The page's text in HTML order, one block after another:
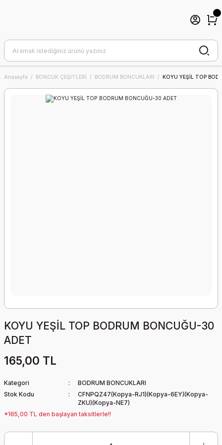
Anasayfa BONCUK ÇEŞİTLERİ BODRUM BONCUKLARI KOYU YEŞİL TOP
KOYU YEŞİL TOP BODRUM BONCUĞU-30
ADET
165,00 TL
Kategori
BODRUM BONCUKLARI
Stok Kodu
CFNPQZ47(Kopya-RJ1)(Kopya-6EY)(Kopya-
ZKU)(Kopya-NE7)
*165,00 TL den başlayan taksitlerle!!